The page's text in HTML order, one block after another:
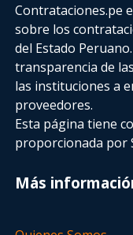
Contrataciones.pe
sobre los
del Estado
transparencia de
las instituciones a
proveedores.
Esta página tiene
proporcionada por
Más